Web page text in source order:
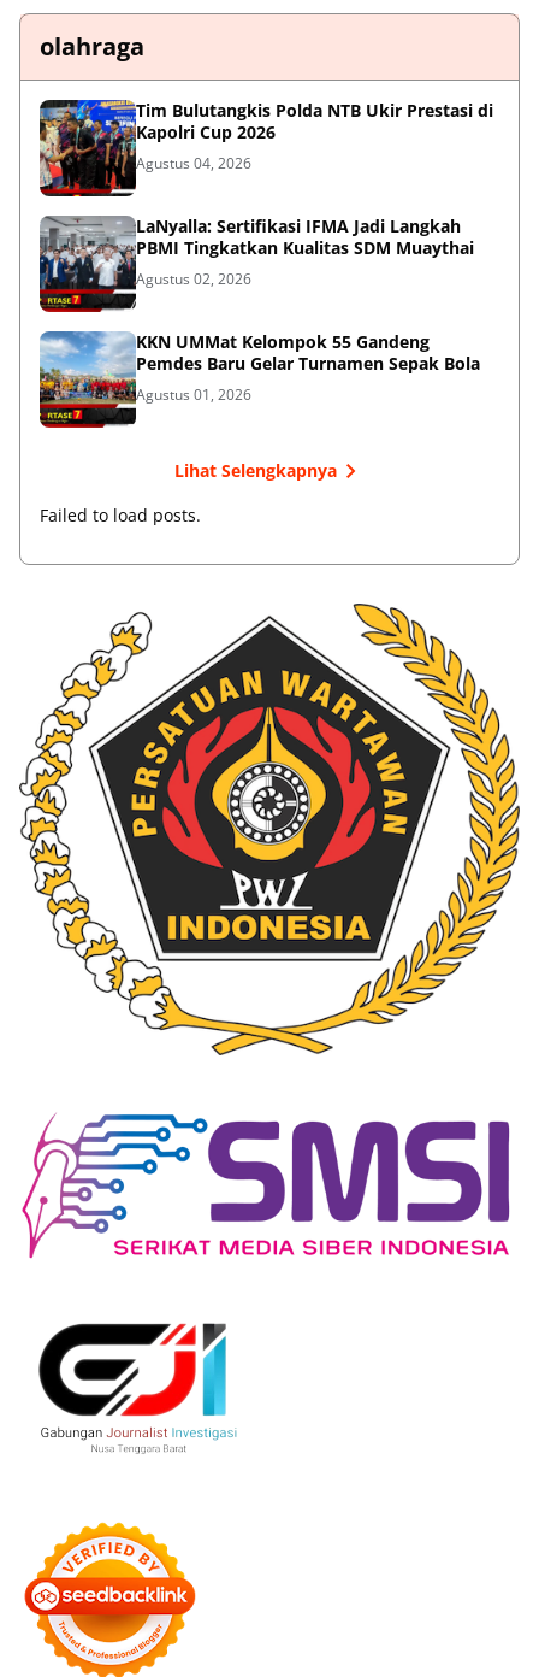
olahraga
Tim Bulutangkis Polda NTB Ukir Prestasi di
Kapolri Cup 2026
Agustus 04, 2026
LaNyalla: Sertifikasi IFMA Jadi Langkah
PBMI Tingkatkan Kualitas SDM Muaythai
Agustus 02, 2026
KKN UMMat Kelompok 55 Gandeng
Pemdes Baru Gelar Turnamen Sepak Bola
Agustus 01, 2026
Lihat Selengkapnya
Failed to load posts.